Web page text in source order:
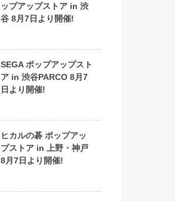
ップアップストア in 渋
谷 8月7日より開催!
SEGA ポップアップスト
ア in 渋谷PARCO 8月7
日より開催!
ヒカルの碁 ポップアッ
プストア in 上野・神戸
8月7日より開催!